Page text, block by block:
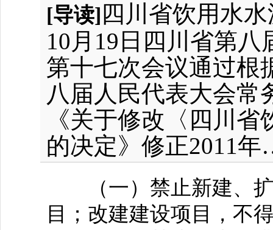
[导读] 四川省饮用水
10月19日四川省第
第十七次会议通过根
八届人民代表大会常
《关于修改〈四川
的决定》修正2011
（一）禁止新建、扩
目；改建建设项目，不